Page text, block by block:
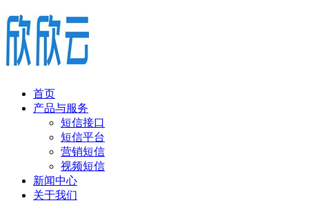
首页
产品与服务
短信接口
短信平台
营销短信
视频短信
新闻中心
关于我们